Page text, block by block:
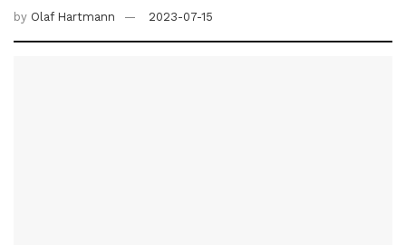
by Olaf Hartmann 2023-07-15